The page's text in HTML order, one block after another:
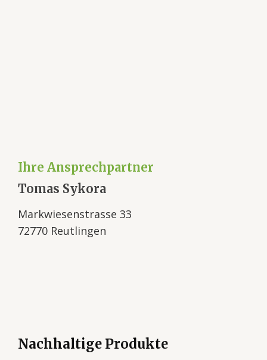
Ihre Ansprechpartner
Tomas Sykora
Markwiesenstrasse 33
72770 Reutlingen
Nachhaltige Produkte